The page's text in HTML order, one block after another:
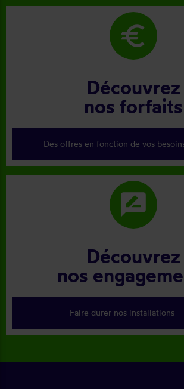
euro
Découvrez
nos forfaits
Des offres en fonction de vos
rate_review
Découvrez
nos
Faire durer nos installations